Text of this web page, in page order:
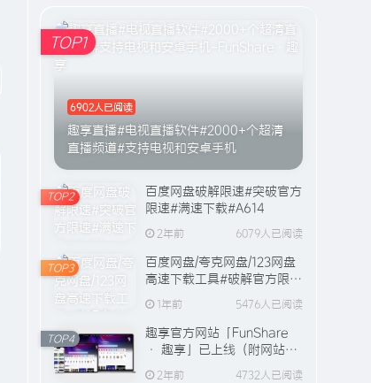
6902人已阅读
趣享直播#电视直播软件#2000+个超清
直播频道#支持电视和安卓手机
TOP1
百度网盘破解限速#突破官方
限速#满速下载#A614
2年前 6079人已阅读
TOP2
百度网盘/夸克网盘/123网盘
高速下载工具#破解官方限速
#全程宽带峰值下载#A706
1年前 5476人已阅读
TOP3
趣享官方网站「FunShare
· 趣享」已上线（附网站功
能介绍）
2年前 4732人已阅读
TOP4